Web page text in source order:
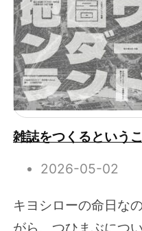
雑誌をつくるという
2026-05-02
キヨシローの命日な
がら、つひまぶにつ